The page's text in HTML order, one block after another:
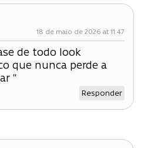
18 de maio de 2026 at 11:47
de todo look
que nunca perde a
“
Responder